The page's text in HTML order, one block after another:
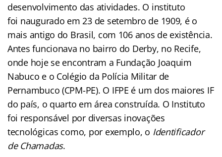
desenvolvimento das atividades. O instituto
foi naugurado em 23 de setembro de 1909, é o
mais antigo do Brasil, com 106 anos de existência.
Antes funcionava no bairro do Derby, no Recife,
onde hoje se encontram a Fundação Joaquim
Nabuco e o Colégio da Polícia Militar de
Pernambuco (CPM-PE). O IFPE é um dos maiores IF
do país, o quarto em área construída. O Instituto
foi responsável por diversas inovações
tecnológicas como, por exemplo, o Identificador
de Chamadas.